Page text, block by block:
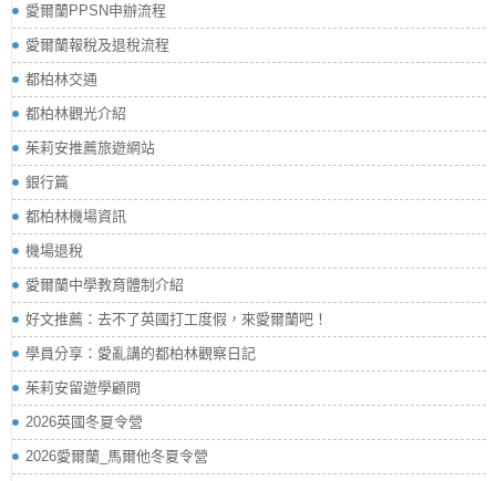
愛爾蘭PPSN申辦流程
愛爾蘭報稅及退稅流程
都柏林交通
都柏林觀光介紹
茱莉安推薦旅遊網站
銀行篇
都柏林機場資訊
機場退稅
愛爾蘭中學教育體制介紹
好文推薦：去不了英國打工度假，來愛爾蘭吧！
學員分享：愛亂講的都柏林觀察日記
茱莉安留遊學顧問
2026英國冬夏令營
2026愛爾蘭_馬爾他冬夏令營